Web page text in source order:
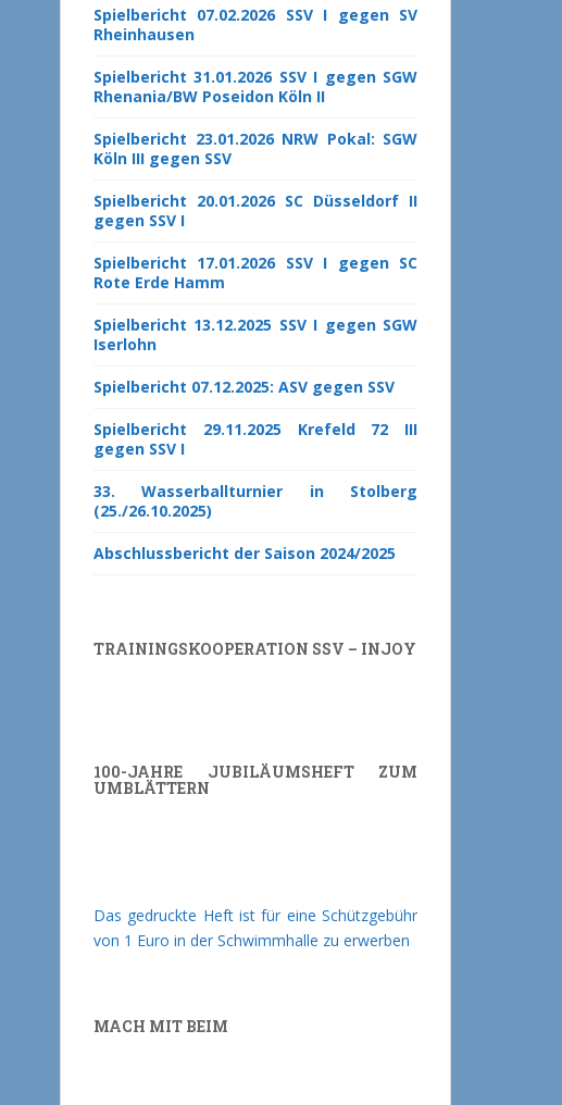
Spielbericht 07.02.2026 SSV I gegen SV
Rheinhausen
Spielbericht 31.01.2026 SSV I gegen SGW
Rhenania/BW Poseidon Köln II
Spielbericht 23.01.2026 NRW Pokal: SGW
Köln III gegen SSV
Spielbericht 20.01.2026 SC Düsseldorf II
gegen SSV I
Spielbericht 17.01.2026 SSV I gegen SC
Rote Erde Hamm
Spielbericht 13.12.2025 SSV I gegen SGW
Iserlohn
Spielbericht 07.12.2025: ASV gegen SSV
Spielbericht 29.11.2025 Krefeld 72 III
gegen SSV I
33. Wasserballturnier in Stolberg
(25./26.10.2025)
Abschlussbericht der Saison 2024/2025
TRAININGSKOOPERATION SSV – INJOY
100-JAHRE JUBILÄUMSHEFT ZUM
UMBLÄTTERN
Das gedruckte Heft ist für eine Schützgebühr
von 1 Euro in der Schwimmhalle zu erwerben
MACH MIT BEIM